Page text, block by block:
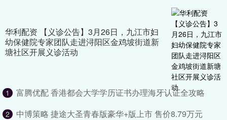
华利配资 【义诊公告】3月26日，九江市妇
幼保健院专家团队走进浔阳区金鸡坡街道新
塘社区开展义诊活动
1 富腾优配 香港都会大学学历证书办理海牙认证全攻略
2 中博策略 捷途大圣青春版豪华+版上市 售价8.79万元